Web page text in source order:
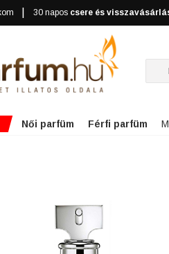
30 napos csere és
Női parfüm Férfi parfüm